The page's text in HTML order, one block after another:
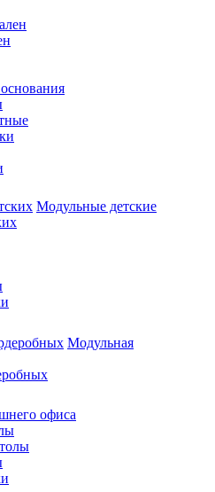
Модульные детские
Модульная
офиса